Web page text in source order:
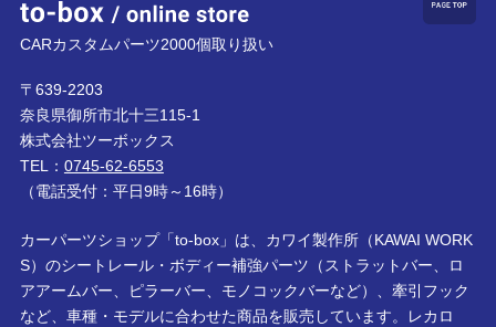
to-box online store
CARカスタムパーツ2000個取り扱い
〒639-2203
奈良県御所市北十三115-1
株式会社ツーボックス
TEL： 0745-62-6553
（電話受付：平日9時～16時）
カーパーツショップ「to-box」は、カワイ製作所（KAWAI WORK
S）のシートレール・ボディー補強パーツ（ストラットバー、ロ
アアームバー、ピラーバー、モノコックバーなど）、牽引フック
など、車種・モデルに合わせた商品を販売しています。レカロ